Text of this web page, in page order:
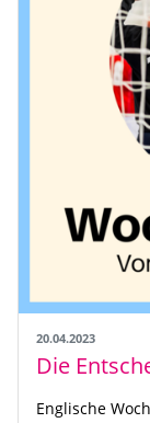
20.04.2023
Die
Englische